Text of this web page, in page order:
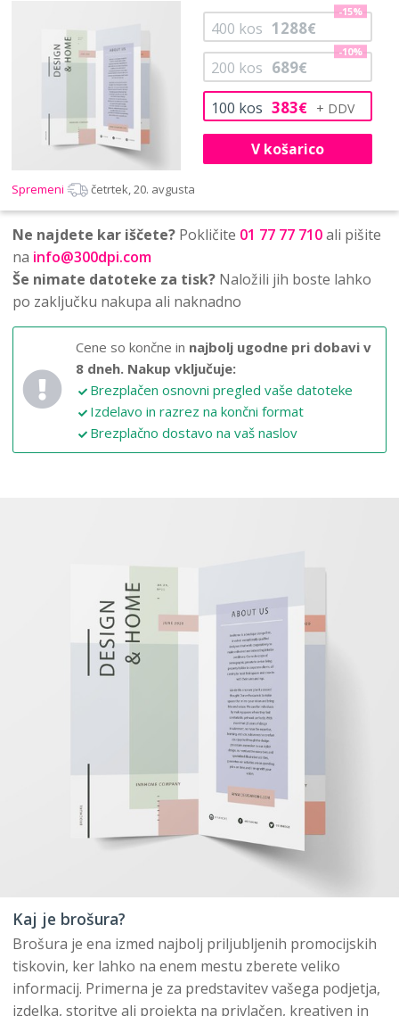
100 kos 383€
200 kos 689€
-10%
400 kos 1288€
-15%
V košarico
Spremeni četrtek, 20. avgusta
Ne najdete kar iščete? Pokličite 01 77 77 710ali pišite
na info@300dpi.com
Še nimate datoteke za tisk? Naložili jih boste lahko
po zaključku nakupa ali naknadno
Cene so končne in najbolj ugodne pri dobavi v
8 dneh. Nakup vključuje:
Brezplačen osnovni pregled vaše datoteke
Izdelavo in razrez na končni format
Brezplačno dostavo na vaš naslov
Kaj je brošura?
Brošura je ena izmed najbolj priljubljenih promocijskih
tiskovin, ker lahko na enem mestu zberete veliko
informacij. Primerna je za predstavitev vašega podjetja,
izdelka, storitve ali projekta na privlačen, kreativen in